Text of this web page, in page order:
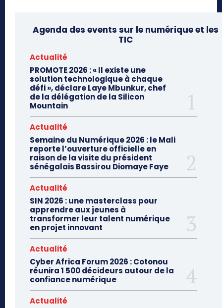
Agenda des events sur le numérique et les
TIC
Actualité
PROMOTE 2026 : « Il existe une
solution technologique à chaque
défi », déclare Laye Mbunkur, chef
de la délégation de la Silicon
Mountain
Actualité
Semaine du Numérique 2026 : le Mali
reporte l’ouverture officielle en
raison de la visite du président
sénégalais Bassirou Diomaye Faye
Actualité
SIN 2026 : une masterclass pour
apprendre aux jeunes à
transformer leur talent numérique
en projet innovant
Actualité
Cyber Africa Forum 2026 : Cotonou
réunira 1 500 décideurs autour de la
confiance numérique
Actualité